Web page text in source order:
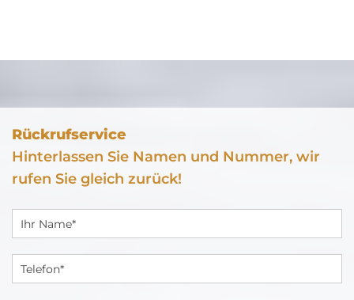
Rückrufservice
Hinterlassen Sie Namen und Nummer, wir
rufen Sie gleich zurück!